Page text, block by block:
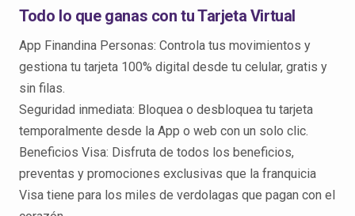
Todo lo que ganas con tu Tarjeta Virtual
App Finandina Personas: Controla tus movimientos y
gestiona tu tarjeta 100% digital desde tu celular, gratis y
sin filas.
Seguridad inmediata: Bloquea o desbloquea tu tarjeta
temporalmente desde la App o web con un solo clic.
Beneficios Visa: Disfruta de todos los beneficios,
preventas y promociones exclusivas que la franquicia
Visa tiene para los miles de verdolagas que pagan con el